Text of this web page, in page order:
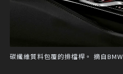
碳纖維質料包覆的排檔桿。 摘自BMW